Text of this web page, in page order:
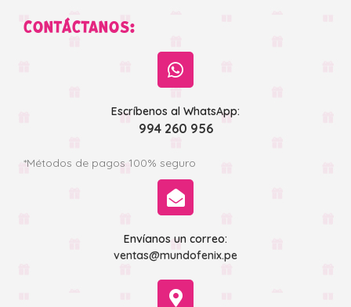
CONTÁCTANOS:
Escríbenos al WhatsApp:
994 260 956
*Métodos de pagos 100% seguro
Envíanos un correo:
ventas@mundofenix.pe